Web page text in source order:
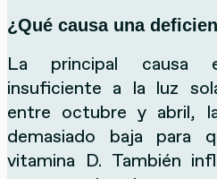
¿Qué causa una
La principal causa
insuficiente a la luz
entre octubre y abril,
demasiado baja para
vitamina D. También